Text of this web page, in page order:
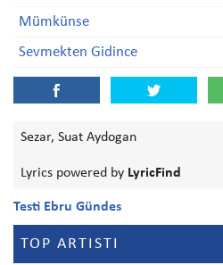
Mümkünse
Sevmekten Gidince
Sezar, Suat Aydogan
Lyrics powered by LyricFind
Testi Ebru Gündes
TOP ARTISTI